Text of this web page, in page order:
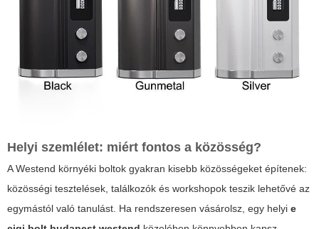
Helyi szemlélet: miért fontos a közösség?
A Westend környéki boltok gyakran kisebb közösségeket építenek:
közösségi tesztelések, találkozók és workshopok teszik lehetővé az
egymástól való tanulást. Ha rendszeresen vásárolsz, egy helyi e